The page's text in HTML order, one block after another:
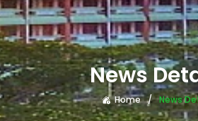
News
Home News